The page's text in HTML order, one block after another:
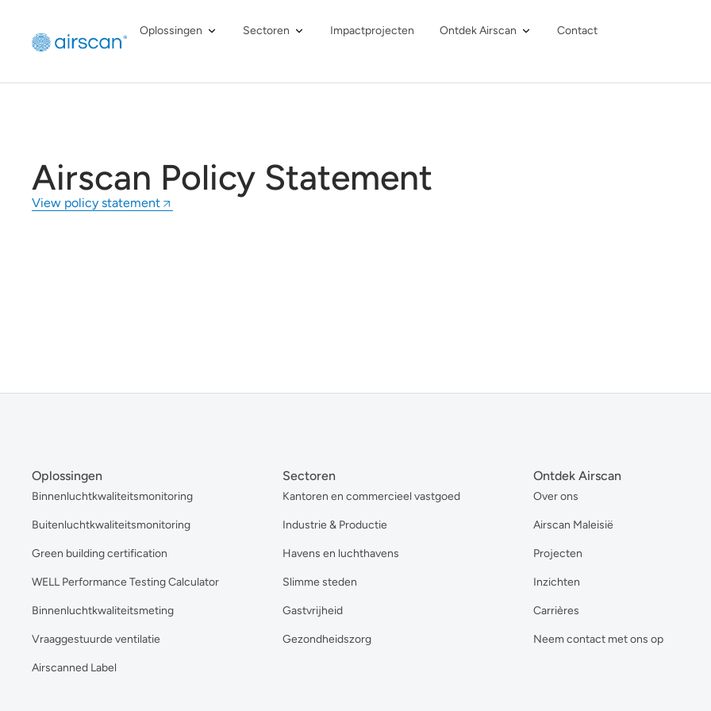
Oplossingen Sectoren Impactprojecten Ontdek Airscan Contact
Airscan Policy Statement
View policy statement
Oplossingen
Binnenluchtkwaliteitsmonitoring
Buitenluchtkwaliteitsmonitoring
Green building certification
WELL Performance Testing Calculator
Binnenluchtkwaliteitsmeting
Vraaggestuurde ventilatie
Airscanned Label
Sectoren
Kantoren en commercieel vastgoed
Industrie & Productie
Havens en luchthavens
Slimme steden
Gastvrijheid
Gezondheidszorg
Ontdek Airscan
Over ons
Airscan Maleisië
Projecten
Inzichten
Carrières
Neem contact met ons op